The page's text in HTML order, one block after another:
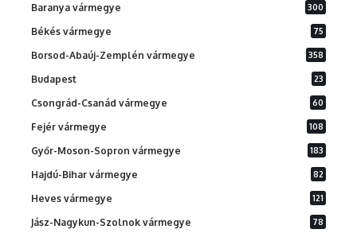
Baranya vármegye 300
Békés vármegye 75
Borsod-Abaúj-Zemplén vármegye 358
Budapest 23
Csongrád-Csanád vármegye 60
Fejér vármegye 108
Győr-Moson-Sopron vármegye 183
Hajdú-Bihar vármegye 82
Heves vármegye 121
Jász-Nagykun-Szolnok vármegye 78